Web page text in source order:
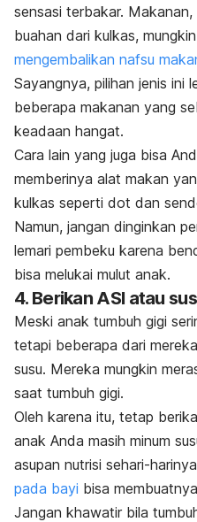
sensasi terbakar.
buahan dari kulkas,
mengembalikan nafsu
Sayangnya, pilihan jenis ini
beberapa makanan yang
keadaan hangat.
Cara lain yang juga bisa
memberinya alat makan
kulkas seperti dot dan
Namun, jangan dinginkan
lemari pembeku karena
bisa melukai mulut anak.
4. Berikan ASI atau
Meski anak tumbuh gigi
tetapi beberapa dari
susu. Mereka mungkin
saat tumbuh gigi.
Oleh karena itu, tetap
anak Anda masih minum
asupan nutrisi sehari-
pada bayi bisa
Jangan khawatir bila